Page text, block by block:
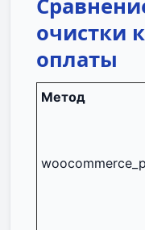
очистки
оплаты
Метод